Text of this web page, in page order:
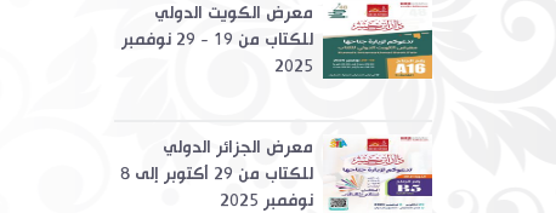
معرض الكويت الدولي
للكتاب من 19 - 29 نوفمبر
2025
معرض الجزائر الدولي
للكتاب من 29 أكتوبر إلى 8
نوفمبر 2025